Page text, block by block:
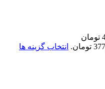
قیمت اصلی: 400,000 تومان
انتخاب گزینه ها